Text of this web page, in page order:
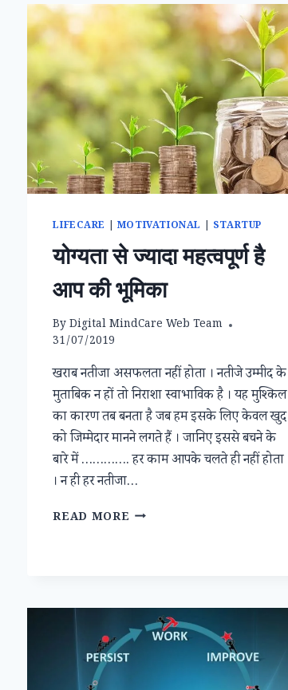
LIFECARE MOTIVATIONAL STARTUP
योग्यता से ज्यादा महत्वपूर्ण है
आप की भूमिका
ByDigital MindCare Web Team
31/07/2019
खराब नतीजा असफलता नहीं होता । नतीजे उम्मीद के
मुताबिक न हों तो निराशा स्वाभाविक है । यह मुश्किल
का कारण तब बनता है जब हम इसके लिए केवल खुद
को जिम्मेदार मानने लगते हैं । जानिए इससे बचने के
बारे में …………. हर काम आपके चलते ही नहीं होता
। न ही हर नतीजा…
READ MORE योग्यता
भूमिका